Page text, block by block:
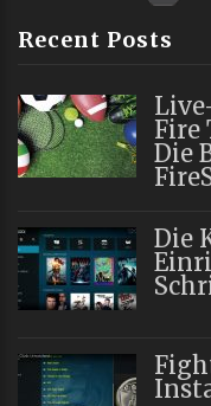
Recent Posts
Fire
Die
Die